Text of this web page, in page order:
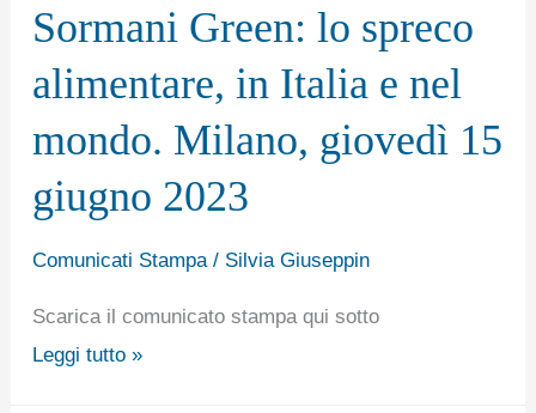
Sormani Green: lo spreco
alimentare, in Italia e nel
mondo. Milano, giovedì 15
giugno 2023
Comunicati Stampa/ Silvia Giuseppin
Scarica il comunicato stampa qui sotto
lo
spreco
alimentare,
in
Italia
e
nel
Milano,
giovedì
Leggi tutto »